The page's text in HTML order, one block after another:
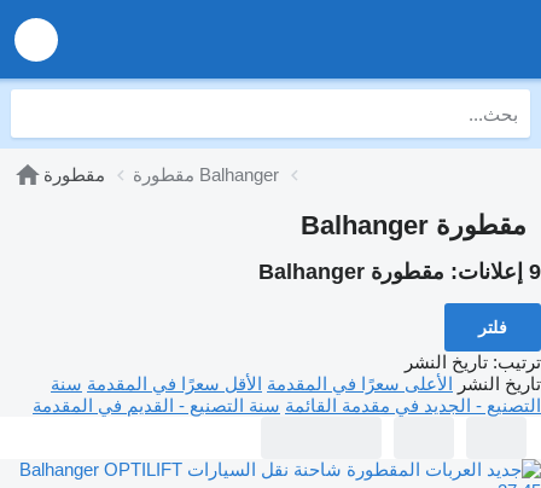
مقطورة مقطورة Balhanger
مقطورة Balhanger
9 إعلانات: مقطورة Balhanger
فلتر
ترتيب: تاريخ النشر
تاريخ النشر الأعلى سعرًا في المقدمة الأقل سعرًا في المقدمة سنة
التصنيع - الجديد في مقدمة القائمة سنة التصنيع - القديم في المقدمة